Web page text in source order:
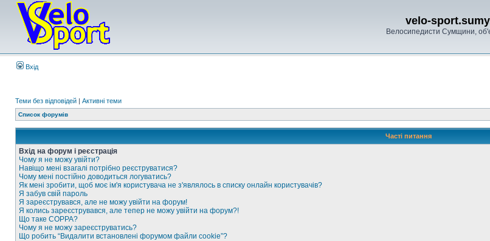
velo-
Велосипедисти Сумщини,
Вхід
Теми без відповідей | Активні теми
Список форумів
Часті питання
Вхід на форум і реєстрація
Чому я не можу увійти?
Навіщо мені взагалі потрібно реєструватися?
Чому мені постійно доводиться логуватись?
Як мені зробити, щоб моє ім'я користувача не з'являлось в списку онлайн користувачів?
Я забув свій пароль
Я зареєструвався, але не можу увійти на форум!
Я колись зареєструвався, але тепер не можу увійти на форум?!
Що таке COPPA?
Чому я не можу зареєструватись?
Що робить “Видалити встановлені форумом файли cookie”?